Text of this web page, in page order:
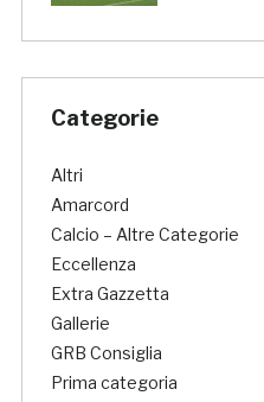
Categorie
Altri
Amarcord
Calcio – Altre Categorie
Eccellenza
Extra Gazzetta
Gallerie
GRB Consiglia
Prima categoria